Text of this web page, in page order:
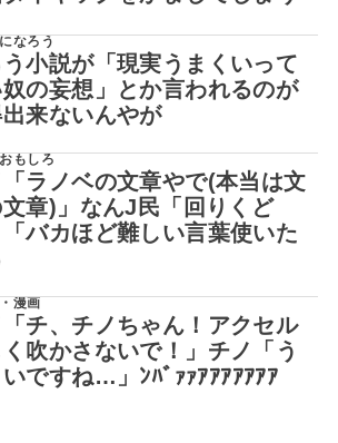
なろう
小説が「現実うまくいって
の妄想」とか言われるのが
来ないんやが
もしろ
「ラノベの文章やで(本当は文
章)」なんJ民「回りくど
バカほど難しい言葉使いた
漫画
「チ、チノちゃん！アクセル
吹かさないで！」チノ「う
ですね…」ﾝﾊﾞｧｧｱｱｱｱｱｱｱ